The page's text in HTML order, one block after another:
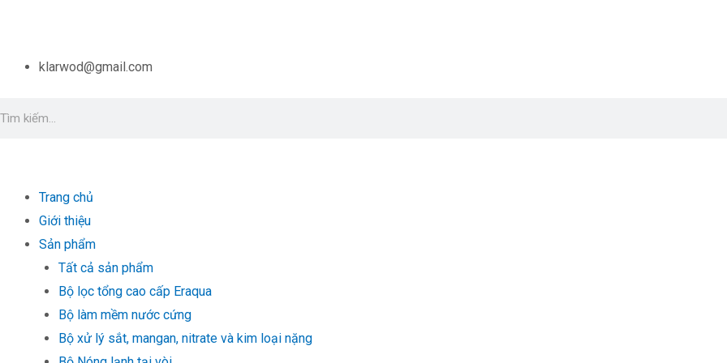
klarwod@gmail.com
Trang chủ
Giới thiệu
Sản phẩm
Tất cả sản phẩm
Bộ lọc tổng cao cấp Eraqua
Bộ làm mềm nước cứng
Bộ xử lý sắt, mangan, nitrate và kim loại nặng